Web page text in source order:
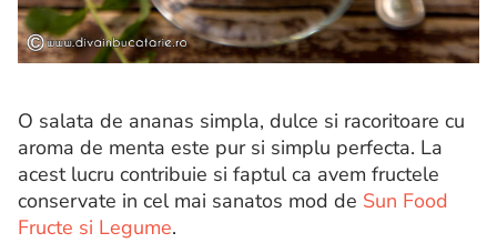
O salata de ananas simpla, dulce si racoritoare cu
aroma de menta este pur si simplu perfecta. La
acest lucru contribuie si faptul ca avem fructele
conservate in cel mai sanatos mod de Sun Food
Fructe si Legume.